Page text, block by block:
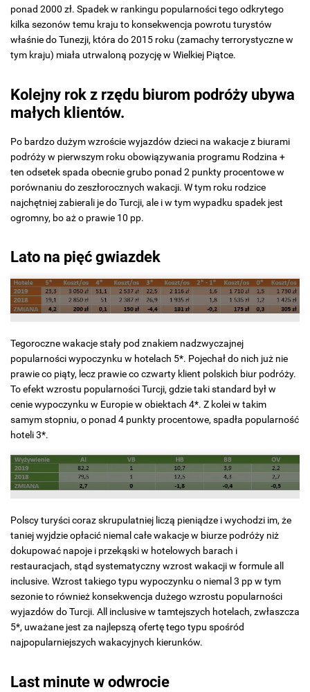
ponad 2000 zł. Spadek w rankingu popularności tego odkrytego
kilka sezonów temu kraju to konsekwencja powrotu turystów
właśnie do Tunezji, która do 2015 roku (zamachy terrorystyczne w
tym kraju) miała utrwaloną pozycję w Wielkiej Piątce.
Kolejny rok z rzędu biurom podróży ubywa
małych klientów.
Po bardzo dużym wzroście wyjazdów dzieci na wakacje z biurami
podróży w pierwszym roku obowiązywania programu Rodzina +
ten odsetek spada obecnie grubo ponad 2 punkty procentowe w
porównaniu do zeszłorocznych wakacji. W tym roku rodzice
najchętniej zabierali je do Turcji, ale i w tym wypadku spadek jest
ogromny, bo aż o prawie 10 pp.
Lato na pięć gwiazdek
Tegoroczne wakacje stały pod znakiem nadzwyczajnej
popularności wypoczynku w hotelach 5*. Pojechał do nich już nie
prawie co piąty, lecz prawie co czwarty klient polskich biur podróży.
To efekt wzrostu popularności Turcji, gdzie taki standard był w
cenie wypoczynku w Europie w obiektach 4*. Z kolei w takim
samym stopniu, o ponad 4 punkty procentowe, spadła popularność
hoteli 3*.
Polscy turyści coraz skrupulatniej liczą pieniądze i wychodzi im, że
taniej wyjdzie opłacić niemal całe wakacje w biurze podróży niż
dokupować napoje i przekąski w hotelowych barach i
restauracjach, stąd systematyczny wzrost wakacji w formule all
inclusive. Wzrost takiego typu wypoczynku o niemal 3 pp w tym
sezonie to również konsekwencja dużego wzrostu popularności
wyjazdów do Turcji. All inclusive w tamtejszych hotelach, zwłaszcza
5*, uważane jest za najlepszą ofertę tego typu spośród
najpopularniejszych wakacyjnych kierunków.
Last minute w odwrocie